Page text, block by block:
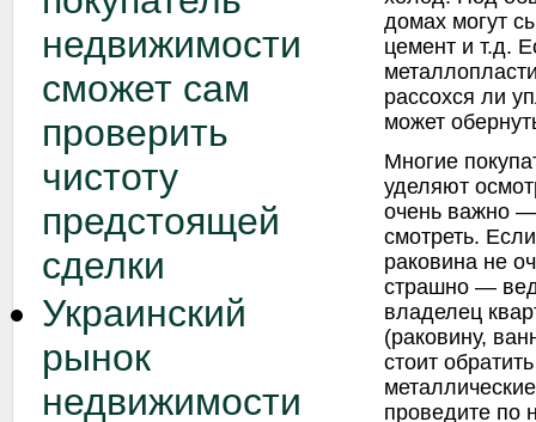
недвижимости
сможет сам
проверить
чистоту
предстоящей
сделки
Украинский
рынок
недвижимости
домах могут
цемент и т.д.
рассохся ли
может
Многие
уделяют
очень важно —
смотреть.
раковина не
страшно —
владелец
(раковину,
стоит
проведите по